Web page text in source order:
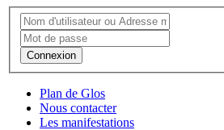
Connexion
Plan de Glos
Nous contacter
Les manifestations